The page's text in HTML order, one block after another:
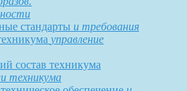
стандарты и требования
управление
состав техникума
техникума